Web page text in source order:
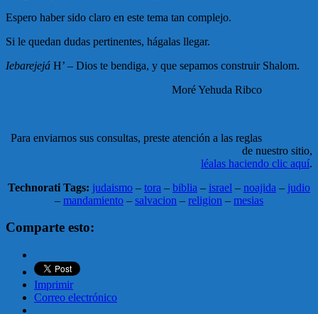
Espero haber sido claro en este tema tan complejo.
Si le quedan dudas pertinentes, hágalas llegar.
Iebarejejá H’ – Dios te bendiga, y que sepamos construir Shalom.
Moré Yehuda Ribco
Para enviarnos sus consultas, preste atención a las reglas
de nuestro sitio,
léalas haciendo clic aquí­­.
Technorati Tags: judaismo – tora – biblia – israel – noajida – judio
– mandamiento – salvacion – religion – mesias
Comparte esto:
Imprimir
Correo electrónico